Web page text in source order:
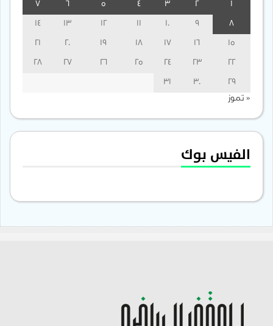
3
13
14
15
16
17
18
19
20
21
22
23
24
25
26
27
28
29
30
31
« تموز
الفيس بوك